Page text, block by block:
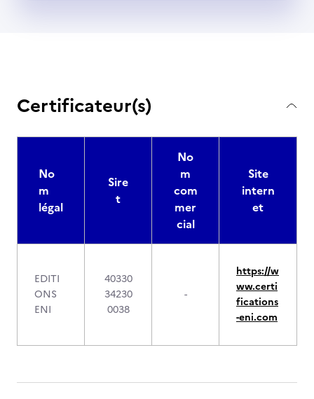
Certificateur(s)
No
m
légal
Sire
t
No
m
com
mer
cial
Site
intern
et
EDITI
ONS
ENI
40330
34230
0038
-
https://w
ww.certi
fications
-eni.com